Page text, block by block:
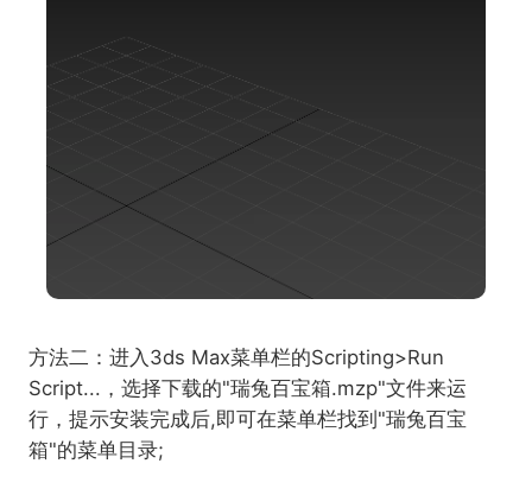
方法二：进入3ds Max菜单栏的Scripting>Run
Script...，选择下载的"瑞兔百宝箱.mzp"文件来运
行，提示安装完成后,即可在菜单栏找到"瑞兔百宝
箱"的菜单目录;